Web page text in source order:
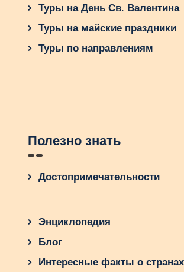
Туры на День Св. Валентина
Туры на майские праздники
Туры по направлениям
Полезно знать
Достопримечательности
Энциклопедия
Блог
Интересные факты о странах